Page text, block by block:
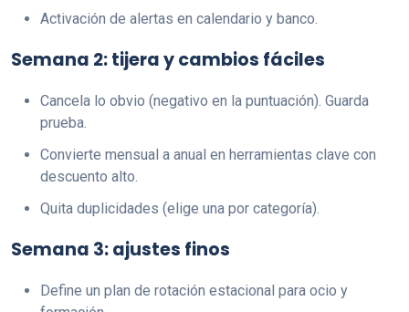
Activación de alertas en calendario y banco.
Semana 2: tijera y cambios fáciles
Cancela lo obvio (negativo en la puntuación). Guarda
prueba.
Convierte mensual a anual en herramientas clave con
descuento alto.
Quita duplicidades (elige una por categoría).
Semana 3: ajustes finos
Define un plan de rotación estacional para ocio y